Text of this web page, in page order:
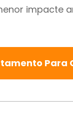
impacte
Para